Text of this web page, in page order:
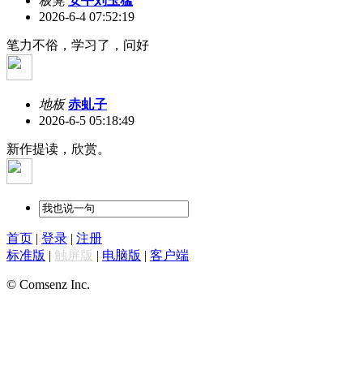
2026-6-4 07:52:19
笔力不俗，学习了，问好
地板 赤虬子
2026-6-5 05:18:49
新作提读，欣赏。
首页 | 登录 | 注册
标准版 | 触屏版 | 电脑版 | 客户端
© Comsenz Inc.